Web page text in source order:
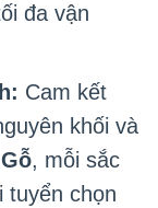
đa vận
Cam kết
khối và
Gỗ, mỗi sắc
chọn